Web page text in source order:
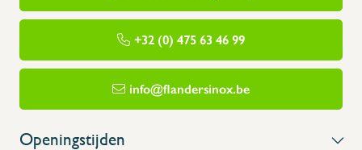
+32 (0) 475 63 46 99
info@flandersinox.be
Openingstijden